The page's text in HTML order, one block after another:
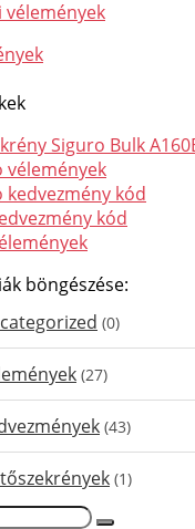
Siguro Bulk
vélemények
kedvezmény kód
kód
böngészése:
(0)
(27)
(43)
(1)